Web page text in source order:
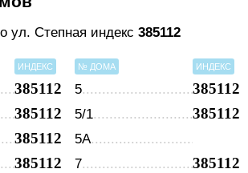
ул. Степная индекс 385112
ИНДЕКС
385112
385112
385112
385112
№ ДОМА ИНДЕКС
5 385112
5/1 385112
5А
7
385112